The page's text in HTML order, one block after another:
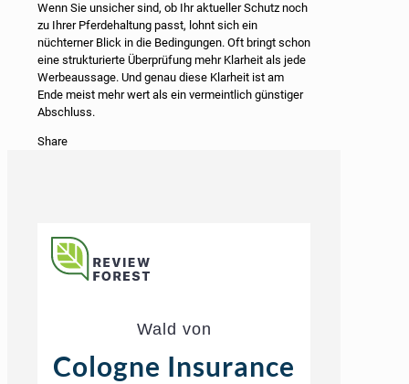
Wenn Sie unsicher sind, ob Ihr aktueller Schutz noch
zu Ihrer Pferdehaltung passt, lohnt sich ein
nüchterner Blick in die Bedingungen. Oft bringt schon
eine strukturierte Überprüfung mehr Klarheit als jede
Werbeaussage. Und genau diese Klarheit ist am
Ende meist mehr wert als ein vermeintlich günstiger
Abschluss.
Share
Wald von
Cologne Insurance